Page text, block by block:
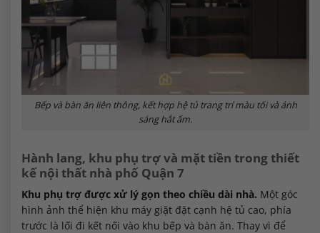
Bếp và bàn ăn liên thông, kết hợp hệ tủ trang trí màu tối và ánh
sáng hắt ấm.
Hành lang, khu phụ trợ và mặt tiền trong thiết
kế nội thất nhà phố Quận 7
Khu phụ trợ được xử lý gọn theo chiều dài nhà. Một góc
hình ảnh thể hiện khu máy giặt đặt cạnh hệ tủ cao, phía
trước là lối đi kết nối vào khu bếp và bàn ăn. Thay vì để